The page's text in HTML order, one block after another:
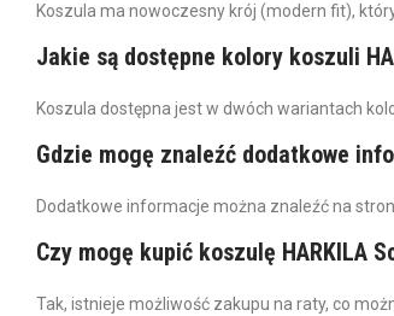
Koszula ma nowoczesny krój (modern fit),
Jakie są dostępne kolory koszuli
Koszula dostępna jest w dwóch wariantach
Gdzie mogę znaleźć dodatkowe
Dodatkowe informacje można znaleźć na
Czy mogę kupić koszulę HARKILA
Tak, istnieje możliwość zakupu na raty, co